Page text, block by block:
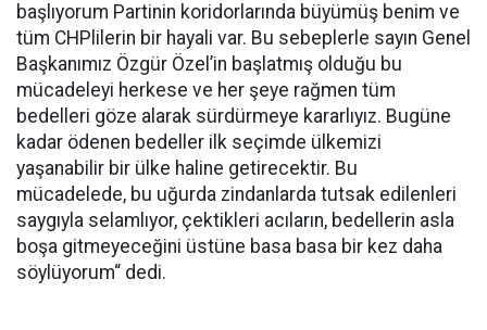
başlıyorum Partinin koridorlarında büyümüş benim ve
tüm CHPlilerin bir hayali var. Bu sebeplerle sayın Genel
Başkanımız Özgür Özel’in başlatmış olduğu bu
mücadeleyi herkese ve her şeye rağmen tüm
bedelleri göze alarak sürdürmeye kararlıyız. Bugüne
kadar ödenen bedeller ilk seçimde ülkemizi
yaşanabilir bir ülke haline getirecektir. Bu
mücadelede, bu uğurda zindanlarda tutsak edilenleri
saygıyla selamlıyor, çektikleri acıların, bedellerin asla
boşa gitmeyeceğini üstüne basa basa bir kez daha
söylüyorum“ dedi.